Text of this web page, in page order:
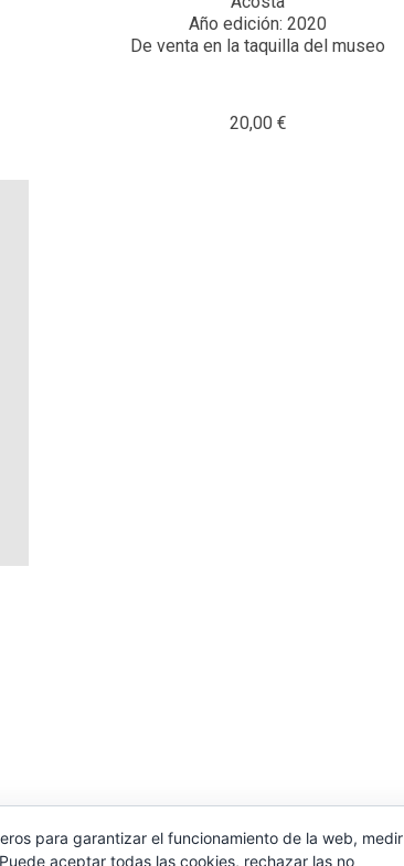
Año edición: 2020
De venta en la taquilla del museo
20,00 €
para garantizar el funcionamiento de la web, medir
aceptar todas las cookies, rechazar las no